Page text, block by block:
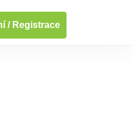
/ Registrace
... Zobrazit fotografie